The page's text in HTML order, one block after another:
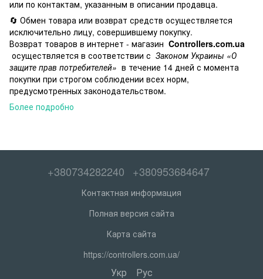
или по контактам, указанным в описании продавца.
🔄 Обмен товара или возврат средств осуществляется
исключительно лицу, совершившему покупку.
Возврат товаров в интернет - магазин Controllers.com.ua
осуществляется в соответствии с Законом Украины «О
защите прав потребителей» в течение 14 дней с момента
покупки при строгом соблюдении всех норм,
предусмотренных законодательством.
Более подробно
+380734282240 +380953684647
Контактная информация
Полная версия сайта
Карта сайта
https://controllers.com.ua/
Укр Рус